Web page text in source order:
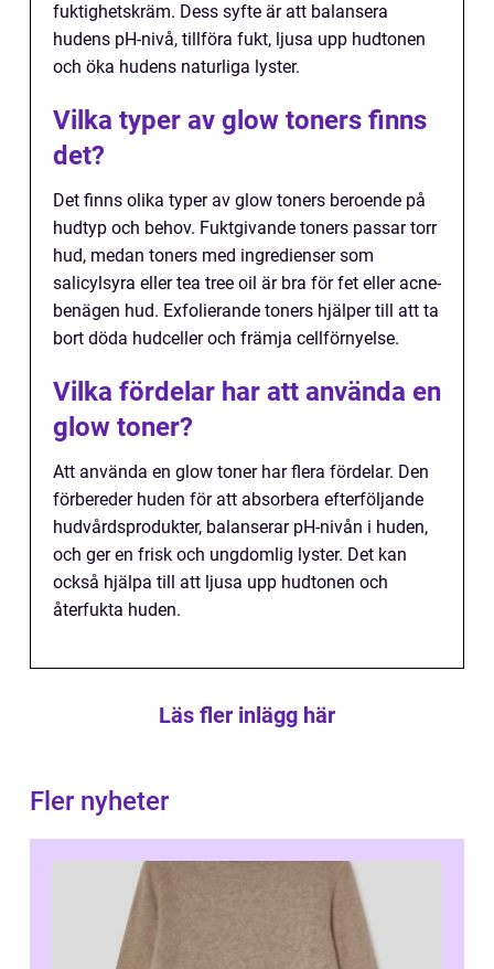
fuktighetskräm. Dess syfte är att balansera
hudens pH-nivå, tillföra fukt, ljusa upp hudtonen
och öka hudens naturliga lyster.
Vilka typer av glow toners finns
det?
Det finns olika typer av glow toners beroende på
hudtyp och behov. Fuktgivande toners passar torr
hud, medan toners med ingredienser som
salicylsyra eller tea tree oil är bra för fet eller acne-
benägen hud. Exfolierande toners hjälper till att ta
bort döda hudceller och främja cellförnyelse.
Vilka fördelar har att använda en
glow toner?
Att använda en glow toner har flera fördelar. Den
förbereder huden för att absorbera efterföljande
hudvårdsprodukter, balanserar pH-nivån i huden,
och ger en frisk och ungdomlig lyster. Det kan
också hjälpa till att ljusa upp hudtonen och
återfukta huden.
Läs fler inlägg här
Fler nyheter